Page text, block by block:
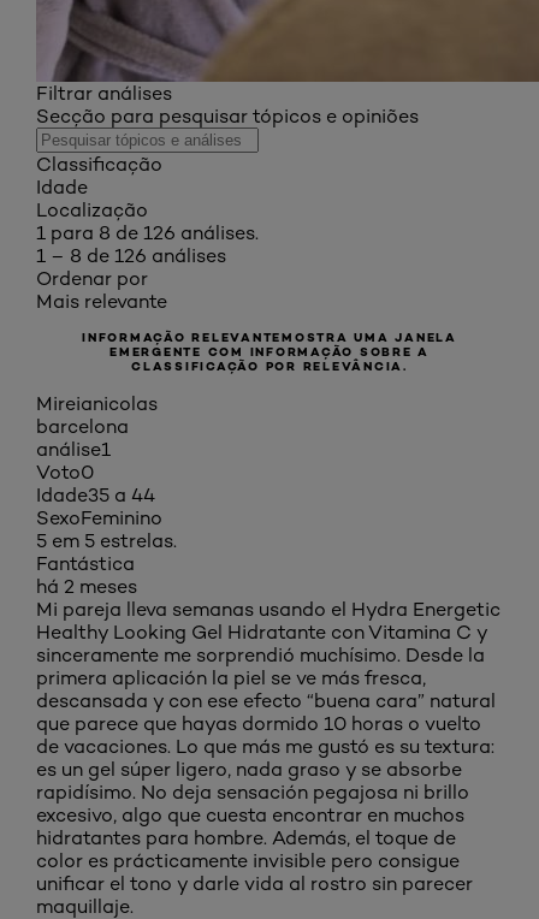
Filtrar análises
Secção para pesquisar tópicos e opiniões
Classificação
Idade
Localização
1 para 8 de 126 análises.
1 – 8 de 126 análises
Ordenar por
Mais relevante
INFORMAÇÃO RELEVANTEMOSTRA UMA JANELA
EMERGENTE COM INFORMAÇÃO SOBRE A
CLASSIFICAÇÃO POR RELEVÂNCIA.
Mireianicolas
barcelona
análise1
Voto0
Idade35 a 44
SexoFeminino
5 em 5 estrelas.
Fantástica
há 2 meses
Mi pareja lleva semanas usando el Hydra Energetic
Healthy Looking Gel Hidratante con Vitamina C y
sinceramente me sorprendió muchísimo. Desde la
primera aplicación la piel se ve más fresca,
descansada y con ese efecto “buena cara” natural
que parece que hayas dormido 10 horas o vuelto
de vacaciones. Lo que más me gustó es su textura:
es un gel súper ligero, nada graso y se absorbe
rapidísimo. No deja sensación pegajosa ni brillo
excesivo, algo que cuesta encontrar en muchos
hidratantes para hombre. Además, el toque de
color es prácticamente invisible pero consigue
unificar el tono y darle vida al rostro sin parecer
maquillaje.